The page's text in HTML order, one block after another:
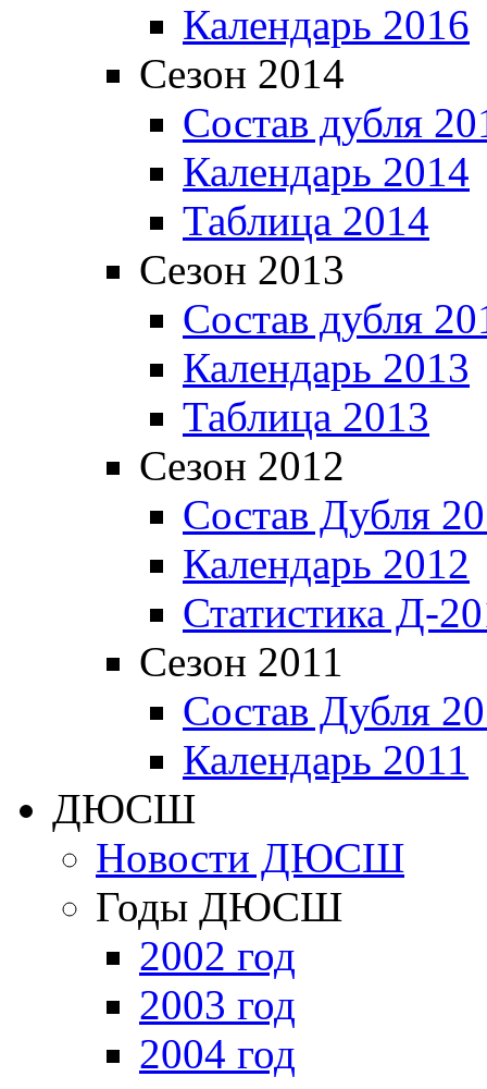
Календарь 2016
Сезон 2014
Состав дубля
Календарь 2014
Таблица 2014
Сезон 2013
Состав дубля
Календарь 2013
Таблица 2013
Сезон 2012
Состав Дубля
Календарь 2012
Статистика Д-
Сезон 2011
Состав Дубля
Календарь 2011
ДЮСШ
Новости ДЮСШ
Годы ДЮСШ
2002 год
2003 год
2004 год